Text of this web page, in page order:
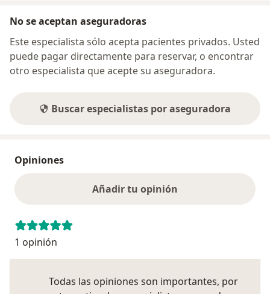
No se aceptan aseguradoras
Este especialista sólo acepta pacientes privados. Usted
puede pagar directamente para reservar, o encontrar
otro especialista que acepte su aseguradora.
Buscar especialistas por aseguradora
Opiniones
Añadir tu opinión
1 opinión
Todas las opiniones son importantes, por